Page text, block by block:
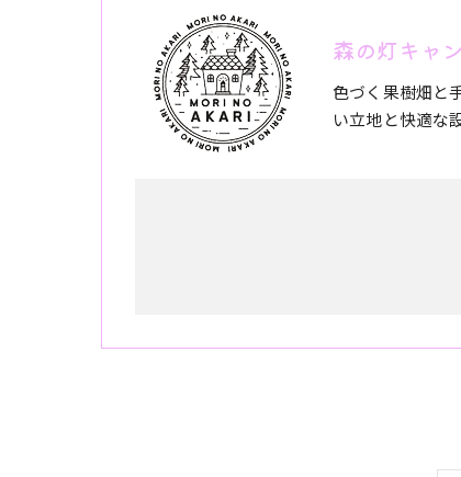
森の灯キャ
色づく果樹畑と
い立地と快適な